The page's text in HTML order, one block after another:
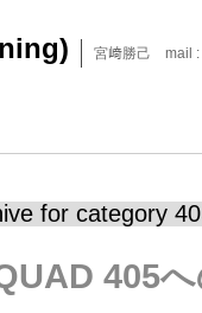
宮﨑勝己 mail :
for category
405